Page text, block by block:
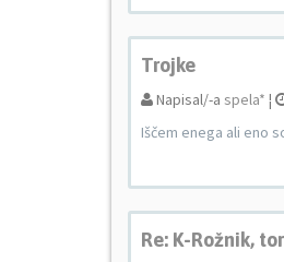
Trojke
Napisal/-a spela* ¦
Iščem enega ali eno
Re: K-Rožnik,